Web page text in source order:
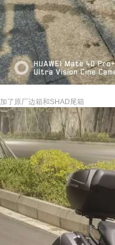
加了原厂边箱和SHAD尾箱